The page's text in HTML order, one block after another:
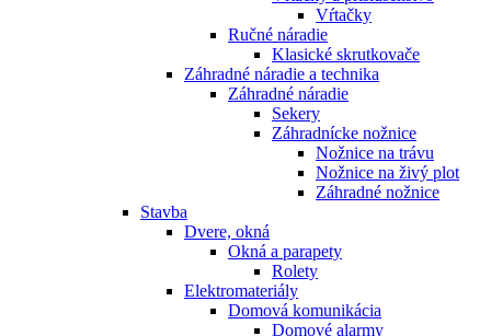
Vŕtačky
Ručné náradie
Klasické skrutkovače
Záhradné náradie a technika
Záhradné náradie
Sekery
Záhradnícke nožnice
Nožnice na trávu
Nožnice na živý plot
Záhradné nožnice
Stavba
Dvere, okná
Okná a parapety
Rolety
Elektromateriály
Domová komunikácia
Domové alarmy